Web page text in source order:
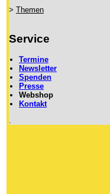
> Themen
Service
Termine
Newsletter
Spenden
Presse
Webshop
Kontakt